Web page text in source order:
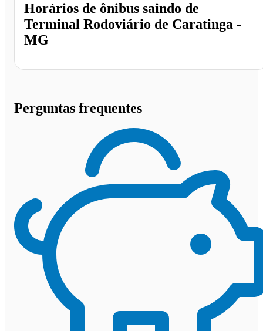
Horários de ônibus saindo de
Terminal Rodoviário de Caratinga -
MG
Perguntas frequentes